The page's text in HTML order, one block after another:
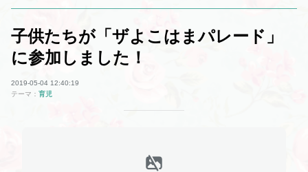
子供たちが「ザよこはまパレード」
に参加しました！
2019-05-04 12:40:19
テーマ： 育児